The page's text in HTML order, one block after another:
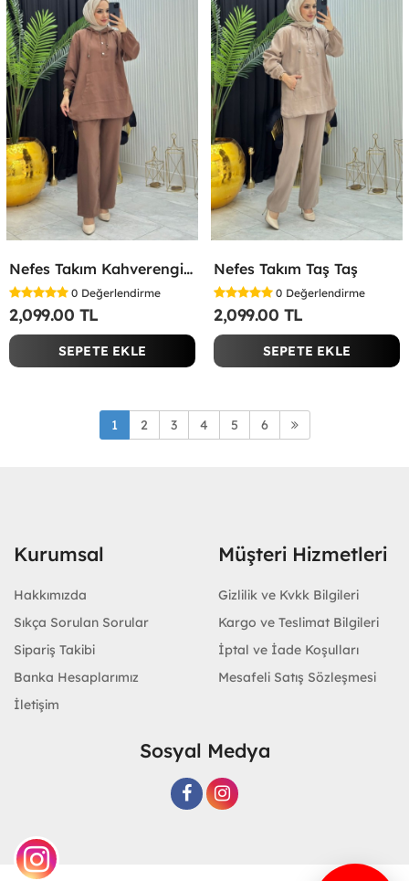
Nefes Takım Kahverengi Kahverengi
0 Değerlendirme
2,099.00 TL
SEPETE EKLE
Nefes Takım Taş Taş
0 Değerlendirme
2,099.00 TL
SEPETE EKLE
1 2 3 4 5 6
Kurumsal
Hakkımızda
Sıkça Sorulan Sorular
Sipariş Takibi
Banka Hesaplarımız
İletişim
Müşteri Hizmetleri
Gizlilik ve Kvkk Bilgileri
Kargo ve Teslimat Bilgileri
İptal ve İade Koşulları
Mesafeli Satış Sözleşmesi
Sosyal Medya